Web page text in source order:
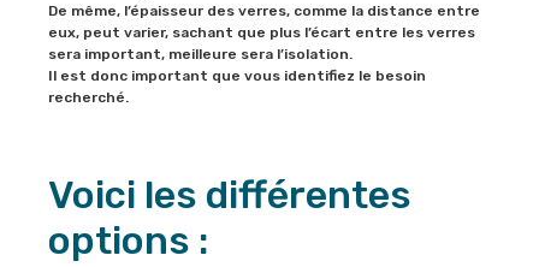
De même, l’épaisseur des verres, comme la distance entre
eux, peut varier, sachant que plus l’écart entre les verres
sera important, meilleure sera l’isolation.
Il est donc important que vous identifiez le besoin
recherché.
Voici les différentes
options :